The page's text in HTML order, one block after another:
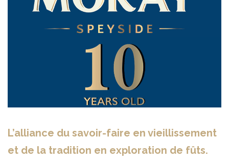
L’alliance du savoir-faire en vieillissement
et de la tradition en exploration de fûts.